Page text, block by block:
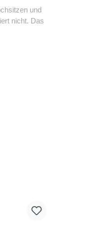
und
nicht. Das